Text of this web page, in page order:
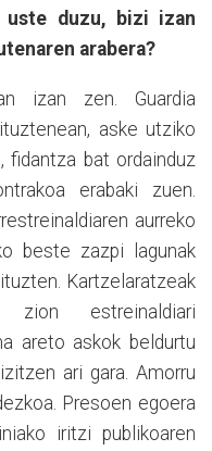
uste duzu, bizi izan
arabera?
izan zen. Guardia
aske utziko
fidantza bat ordainduz
erabaki zuen.
aurreko
beste zazpi lagunak
Kartzelaratzeak
estreinaldiari
areto askok beldurtu
ari gara. Amorru
Presoen egoera
iritzi publikoaren